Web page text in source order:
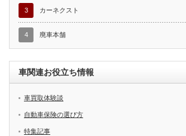
3 カーネクスト
4 廃車本舗
車関連お役立ち情報
車買取体験談
自動車保険の選び方
特集記事